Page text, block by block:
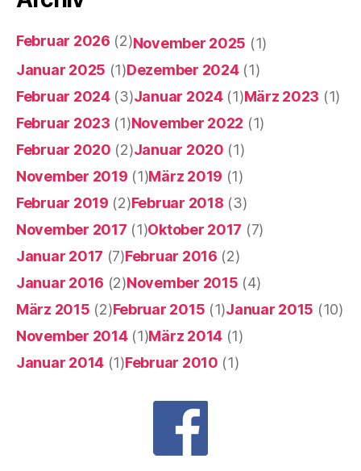
Februar 2026 (2)November 2025 (1)
Januar 2025 (1)Dezember 2024(1)
Februar 2024(3)Januar 2024(1)März 2023 (1)
Februar 2023 (1)November 2022 (1)
Februar 2020 (2)Januar 2020 (1)
November 2019 (1)März 2019 (1)
Februar 2019 (2)Februar 2018 (3)
November 2017 (1)Oktober 2017 (7)
Januar 2017 (7)Februar 2016 (2)
Januar 2016 (2)November 2015 (4)
März 2015 (2)Februar 2015 (1)Januar 2015 (10)
November 2014(1)März 2014 (1)
Januar 2014 (1)Februar 2010 (1)